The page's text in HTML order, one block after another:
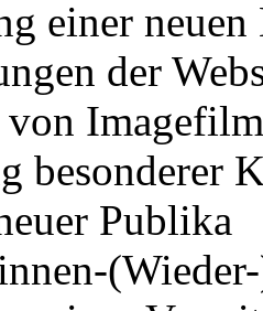
einer
der
von
besonderer
Publika